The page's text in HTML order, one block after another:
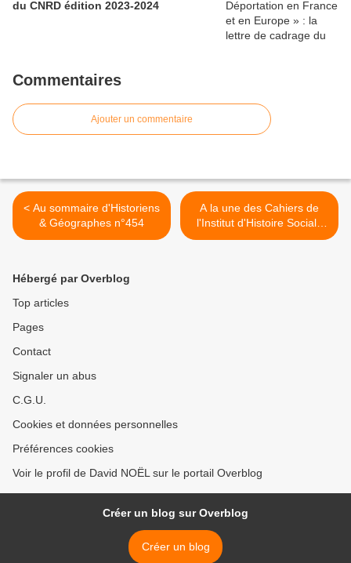
du CNRD édition 2023-2024
Commentaires
Ajouter un commentaire
< Au sommaire d'Historiens
& Géographes n°454
A la une des Cahiers de
l'Institut d'Histoire Sociale
CGT n°157 >
Hébergé par Overblog
Top articles
Pages
Contact
Signaler un abus
C.G.U.
Cookies et données personnelles
Préférences cookies
Voir le profil de David NOËL sur le portail Overblog
Créer un blog sur Overblog
Créer un blog